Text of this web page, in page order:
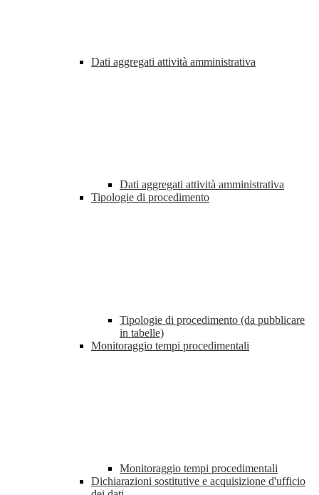
Dati aggregati attività amministrativa
Dati aggregati attività amministrativa
Tipologie di procedimento
Tipologie di procedimento (da pubblicare
in tabelle)
Monitoraggio tempi procedimentali
Monitoraggio tempi procedimentali
Dichiarazioni sostitutive e acquisizione d'ufficio